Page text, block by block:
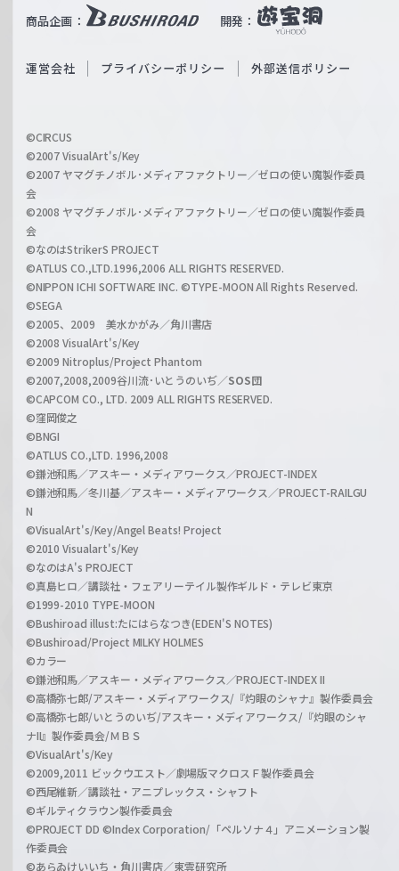
ß
c
a
r
z
商品企画： 開発：
b
O
i
l
h
a
n
l
運営会社 プライバシーポリシー 外部送信ポリシー
©CIRCUS
©2007 VisualArt's/Key
©2007 ヤマグチノボル･メディアファクトリー／ゼロの使い魔製作委員
会
©2008 ヤマグチノボル･メディアファクトリー／ゼロの使い魔製作委員
会
©なのはStrikerS PROJECT
©ATLUS CO.,LTD.1996,2006 ALL RIGHTS RESERVED.
©NIPPON ICHI SOFTWARE INC. ©TYPE-MOON All Rights Reserved.
©SEGA
©2005、2009 美水かがみ／角川書店
©2008 VisualArt's/Key
©2009 Nitroplus/Project Phantom
©2007,2008,2009谷川流･いとうのいぢ／SOS団
©CAPCOM CO., LTD. 2009 ALL RIGHTS RESERVED.
©窪岡俊之
©BNGI
©ATLUS CO.,LTD. 1996,2008
©鎌池和馬／アスキー・メディアワークス／PROJECT-INDEX
©鎌池和馬／冬川基／アスキー・メディアワークス／PROJECT-RAILGU
N
©VisualArt's/Key/Angel Beats! Project
©2010 Visualart's/Key
©なのはA's PROJECT
©真島ヒロ／講談社・フェアリーテイル製作ギルド・テレビ東京
©1999-2010 TYPE-MOON
©Bushiroad illust:たにはらなつき(EDEN'S NOTES)
©Bushiroad/Project MILKY HOLMES
©カラー
©鎌池和馬／アスキー・メディアワークス／PROJECT-INDEX II
©高橋弥七郎/アスキー・メディアワークス/『灼眼のシャナ』製作委員会
©高橋弥七郎/いとうのいぢ/アスキー・メディアワークス/『灼眼のシャ
ナII』製作委員会/ＭＢＳ
©VisualArt's/Key
©2009,2011 ビックウエスト／劇場版マクロスＦ製作委員会
©西尾維新／講談社・アニプレックス・シャフト
©ギルティクラウン製作委員会
©PROJECT DD ©Index Corporation/「ペルソナ４」アニメーション製
作委員会
©あらゐけいいち・角川書店／東雲研究所